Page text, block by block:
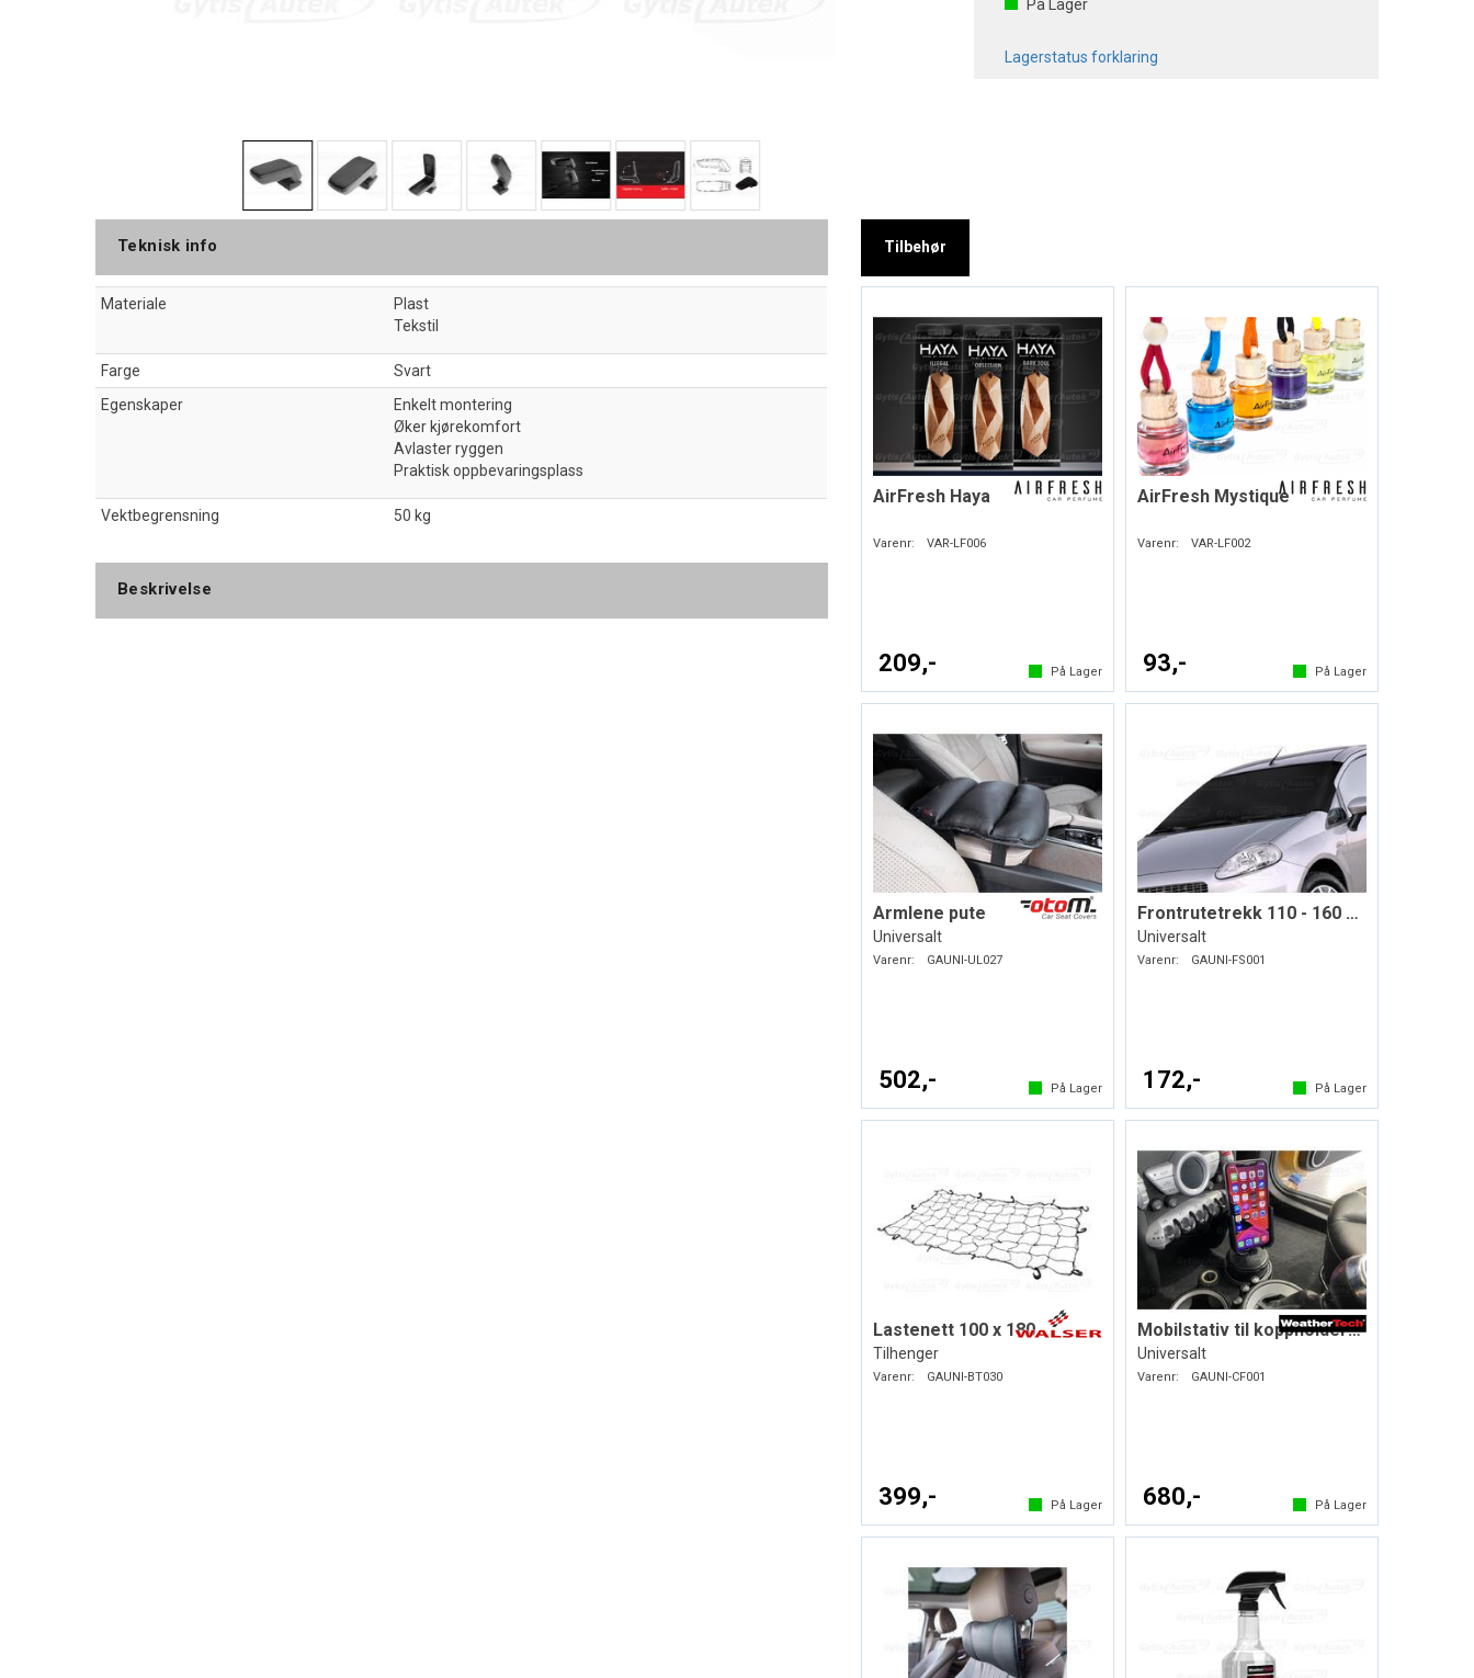
På Lager
Lagerstatus forklaring
Teknisk info
Materiale
Plast
Tekstil
Farge
Svart
Egenskaper
Enkelt montering
Øker kjørekomfort
Avlaster ryggen
Praktisk oppbevaringsplass
Vektbegrensning 50 kg
Beskrivelse
Tilbehør
AirFresh Haya
Varenr: VAR-LF006
209,- På Lager
AirFresh Mystique
Varenr: VAR-LF002
93,- På Lager
Armlene pute
Universalt
Varenr: GAUNI-UL027
502,- På Lager
Frontrutetrekk 110 - 160 x 75 cm
Universalt
Varenr: GAUNI-FS001
172,- På Lager
Lastenett 100 x 180
Tilhenger
Varenr: GAUNI-BT030
399,- På Lager
Mobilstativ til koppholderen
Universalt
Varenr: GAUNI-CF001
680,- På Lager